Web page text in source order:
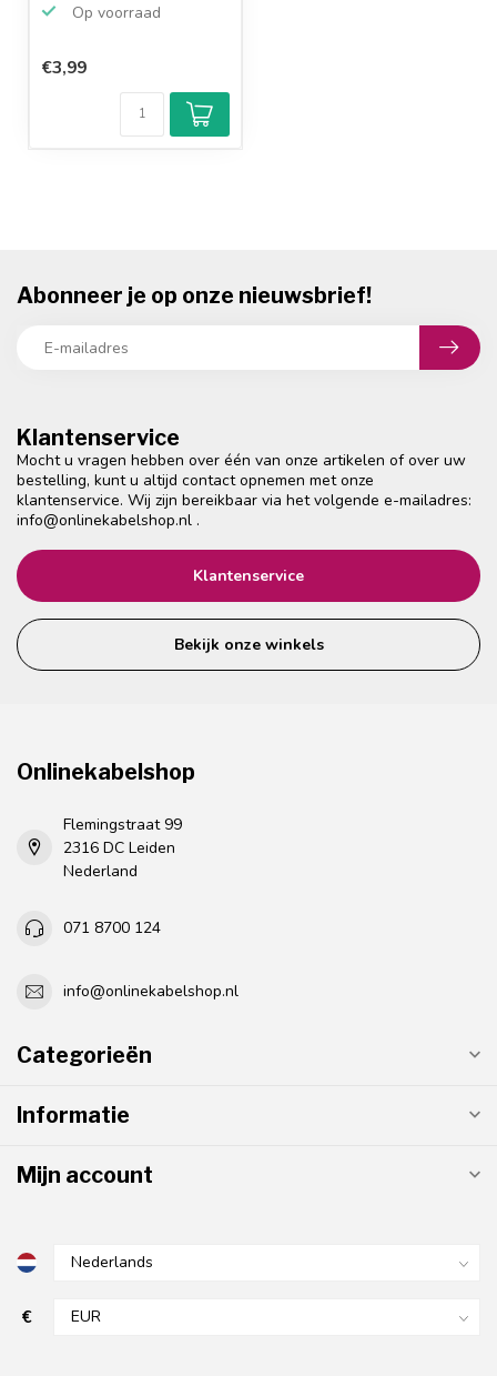
Op voorraad
€3,99
Klantenservice
Mocht u vragen hebben over één van onze artikelen of over uw
bestelling, kunt u altijd contact opnemen met onze
klantenservice. Wij zijn bereikbaar via het volgende e-mailadres:
info@onlinekabelshop.nl .
Klantenservice
Bekijk onze winkels
Abonneer je op onze nieuwsbrief!
Onlinekabelshop
Flemingstraat 99
2316 DC Leiden
Nederland
071 8700 124
info@onlinekabelshop.nl
Categorieën
Informatie
Mijn account
€